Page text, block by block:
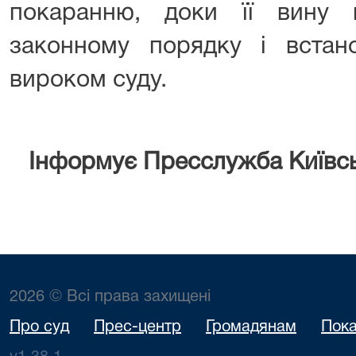
покаранню, доки її
законному порядку і
вироком суду.
Інформує Пресслужба
2026 © Всі права захищені
Про суд Прес-центр Громадянам